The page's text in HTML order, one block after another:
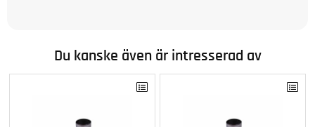
Du kanske även är intresserad av